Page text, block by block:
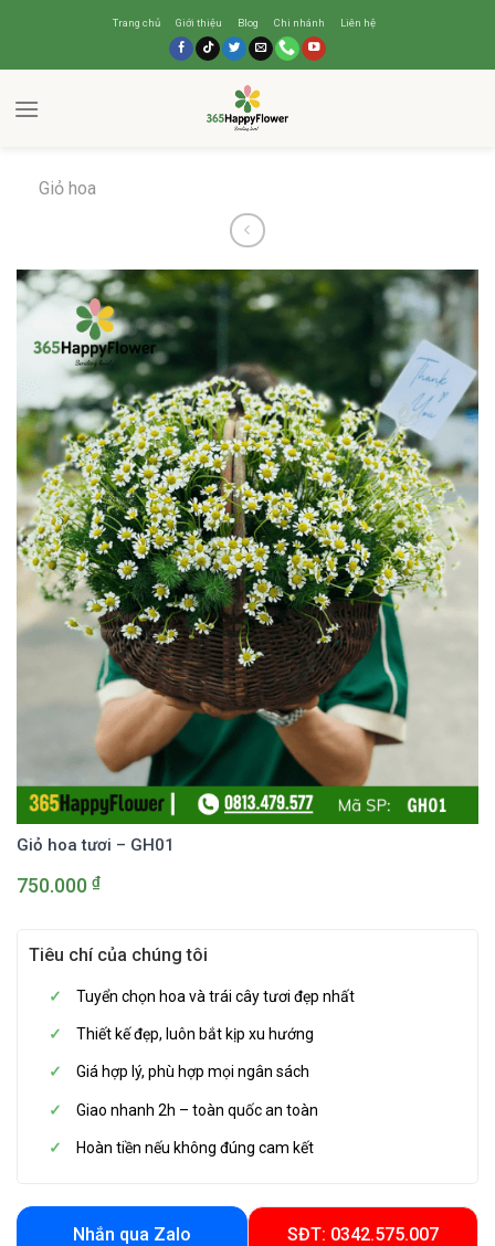
Trang chủ Giới thiệu Blog Chi nhánh Liên hệ
Giỏ hoa
Giỏ hoa tươi – GH01
750.000 ₫
Tiêu chí của chúng tôi
Tuyển chọn hoa và trái cây tươi đẹp nhất
Thiết kế đẹp, luôn bắt kịp xu hướng
Giá hợp lý, phù hợp mọi ngân sách
Giao nhanh 2h – toàn quốc an toàn
Hoàn tiền nếu không đúng cam kết
Nhắn qua Zalo SĐT: 0342.575.007